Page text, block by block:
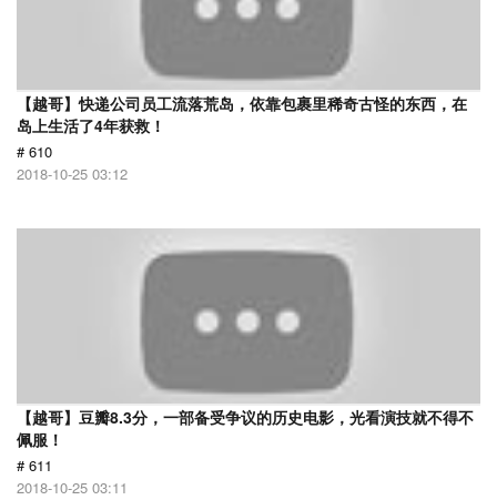
【越哥】快递公司员工流落荒岛，依靠包裹里稀奇古怪的东西，在
岛上生活了4年获救！
# 610
2018-10-25 03:12
【越哥】豆瓣8.3分，一部备受争议的历史电影，光看演技就不得不
佩服！
# 611
2018-10-25 03:11